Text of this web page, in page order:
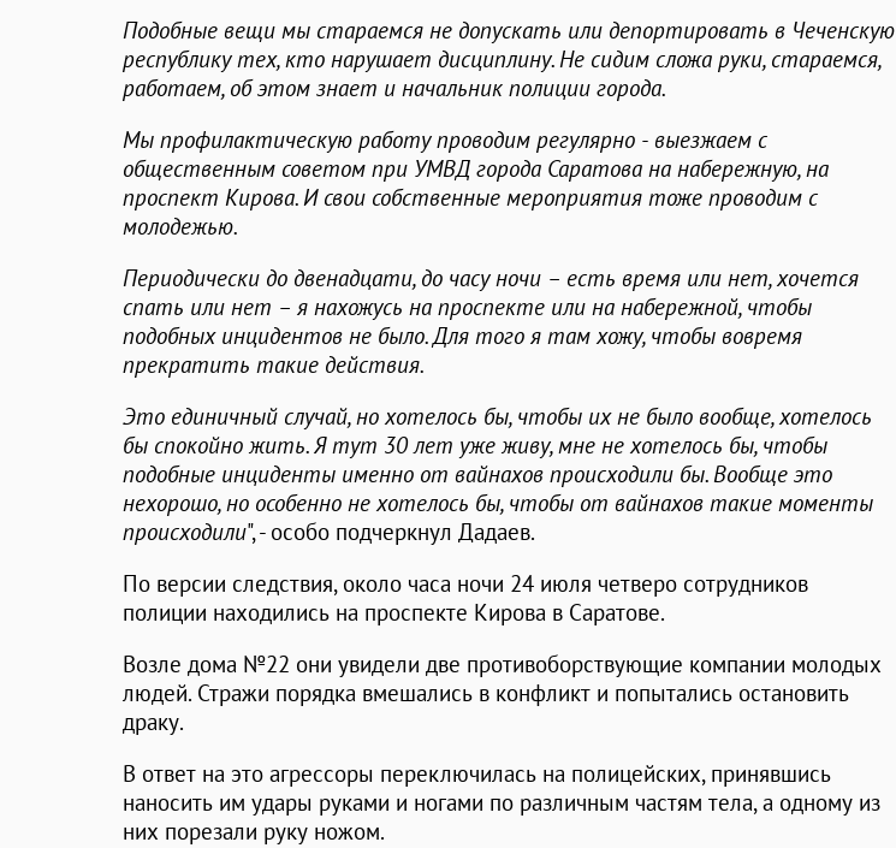
Подобные вещи мы стараемся не допускать или депортировать в Чеченскую
республику тех, кто нарушает дисциплину. Не сидим сложа руки, стараемся,
работаем, об этом знает и начальник полиции города.
Мы профилактическую работу проводим регулярно - выезжаем с
общественным советом при УМВД города Саратова на набережную, на
проспект Кирова. И свои собственные мероприятия тоже проводим с
молодежью.
Периодически до двенадцати, до часу ночи – есть время или нет, хочется
спать или нет – я нахожусь на проспекте или на набережной, чтобы
подобных инцидентов не было. Для того я там хожу, чтобы вовремя
прекратить такие действия.
Это единичный случай, но хотелось бы, чтобы их не было вообще, хотелось
бы спокойно жить. Я тут 30 лет уже живу, мне не хотелось бы, чтобы
подобные инциденты именно от вайнахов происходили бы. Вообще это
нехорошо, но особенно не хотелось бы, чтобы от вайнахов такие моменты
происходили", - особо подчеркнул Дадаев.
По версии следствия, около часа ночи 24 июля четверо сотрудников
полиции находились на проспекте Кирова в Саратове.
Возле дома №22 они увидели две противоборствующие компании молодых
людей. Стражи порядка вмешались в конфликт и попытались остановить
драку.
В ответ на это агрессоры переключилась на полицейских, принявшись
наносить им удары руками и ногами по различным частям тела, а одному из
них порезали руку ножом.